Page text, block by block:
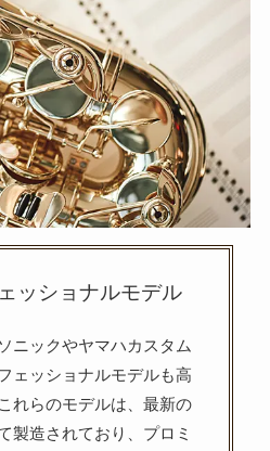
ッショナルモデル
ニックやヤマハカスタム
ェッショナルモデルも高
れらのモデルは、最新の
製造されており、プロミ